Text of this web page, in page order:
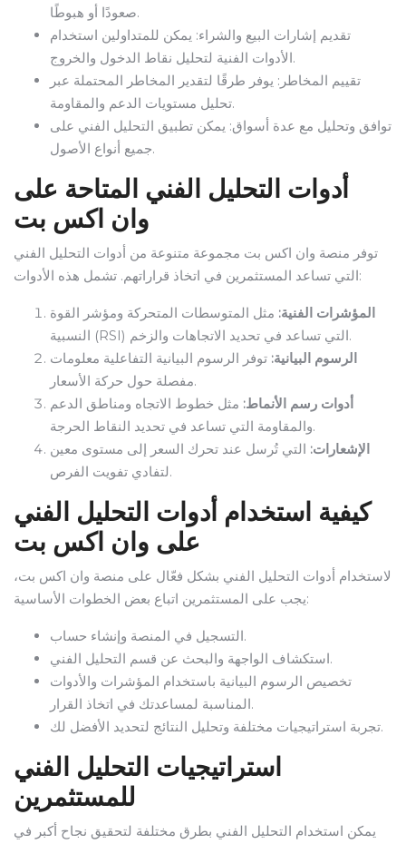
صعودًا أو هبوطًا.
تقديم إشارات البيع والشراء: يمكن للمتداولين استخدام
الأدوات الفنية لتحليل نقاط الدخول والخروج.
تقييم المخاطر: يوفر طرقًا لتقدير المخاطر المحتملة عبر
تحليل مستويات الدعم والمقاومة.
توافق وتحليل مع عدة أسواق: يمكن تطبيق التحليل الفني على
جميع أنواع الأصول.
أدوات التحليل الفني المتاحة على
وان اكس بت
توفر منصة وان اكس بت مجموعة متنوعة من أدوات التحليل الفني
التي تساعد المستثمرين في اتخاذ قراراتهم. تشمل هذه الأدوات:
المؤشرات الفنية: مثل المتوسطات المتحركة ومؤشر القوة
النسبية (RSI) التي تساعد في تحديد الاتجاهات والزخم.
الرسوم البيانية: توفر الرسوم البيانية التفاعلية معلومات
مفصلة حول حركة الأسعار.
أدوات رسم الأنماط: مثل خطوط الاتجاه ومناطق الدعم
والمقاومة التي تساعد في تحديد النقاط الحرجة.
الإشعارات: التي تُرسل عند تحرك السعر إلى مستوى معين
لتفادي تفويت الفرص.
كيفية استخدام أدوات التحليل الفني
على وان اكس بت
لاستخدام أدوات التحليل الفني بشكل فعّال على منصة وان اكس بت،
يجب على المستثمرين اتباع بعض الخطوات الأساسية:
التسجيل في المنصة وإنشاء حساب.
استكشاف الواجهة والبحث عن قسم التحليل الفني.
تخصيص الرسوم البيانية باستخدام المؤشرات والأدوات
المناسبة لمساعدتك في اتخاذ القرار.
تجربة استراتيجيات مختلفة وتحليل النتائج لتحديد الأفضل لك.
استراتيجيات التحليل الفني
للمستثمرين
يمكن استخدام التحليل الفني بطرق مختلفة لتحقيق نجاح أكبر في